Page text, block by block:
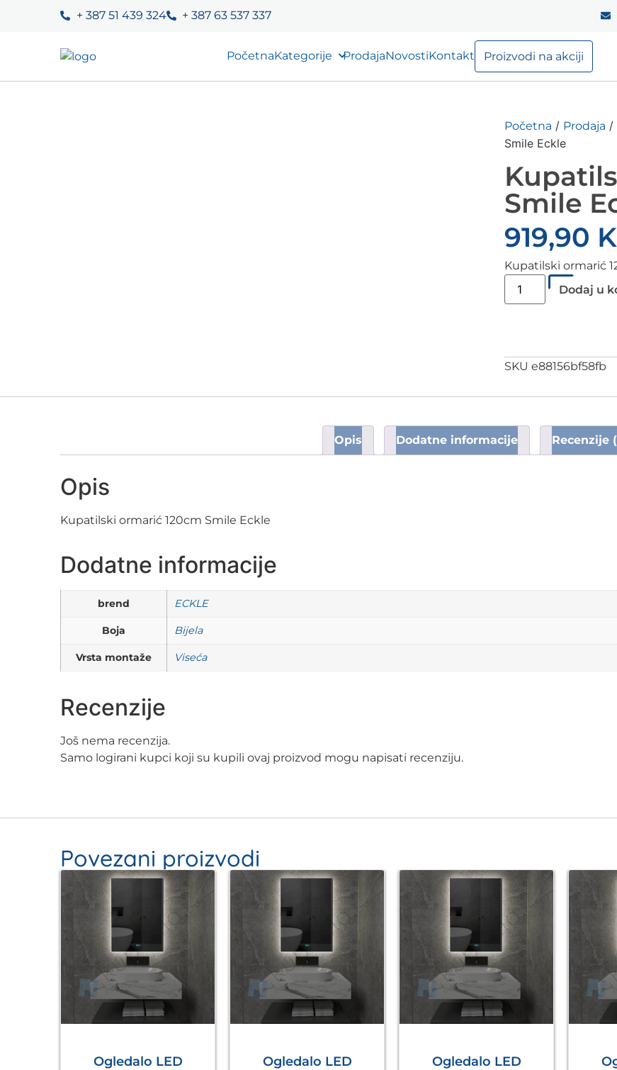
+ 387 51 439 324 + 387 63 537 337
PočetnaKategorije ProdajaNovostiKontakt Proizvodi na akciji
Početna / Prodaja /
Smile Eckle
Smile
919,90
Kupatilski ormarić
Dodaj u
SKU e88156bf58fb
Opis Dodatne informacije Recenzije
Opis
Kupatilski ormarić 120cm Smile Eckle
Dodatne informacije
brend ECKLE
Boja Bijela
Vrsta montaže Viseća
Recenzije
Još nema recenzija.
Samo logirani kupci koji su kupili ovaj proizvod mogu napisati recenziju.
Povezani proizvodi
Ogledalo LED
Ogledalo LED
Ogledalo LED